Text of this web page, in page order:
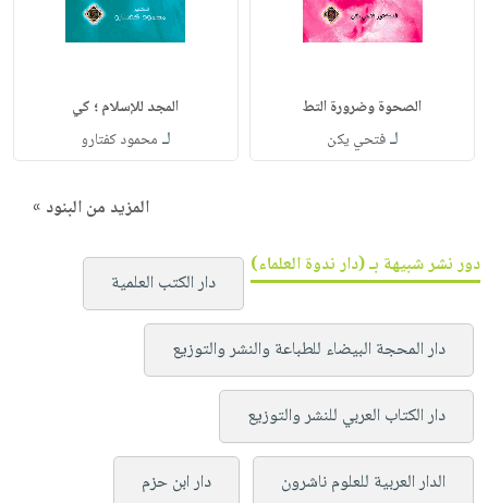
الصحوة وضرورة التط
لـفتحي يكن
المجد للإسلام ؛ كي
لـ محمود كفتارو
المزيد من البنود »
دور نشر شبيهة بـ (دار ندوة العلماء)
دار الكتب العلمية
دار المحجة البيضاء للطباعة والنشر والتوزيع
دار الكتاب العربي للنشر والتوزيع
الدار العربية للعلوم ناشرون دار ابن حزم